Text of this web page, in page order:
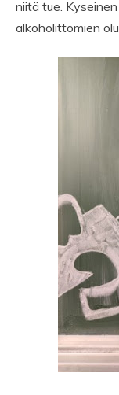
niitä tue.
alkoholittomien